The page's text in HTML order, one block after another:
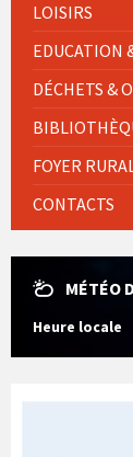
LOISIRS
EDUCATION
DÉCHETS &
FOYER
CONTACTS
MÉTÉO
Heure locale